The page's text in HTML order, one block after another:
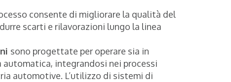
consente di migliorare la qualità del
scarti e rilavorazioni lungo la linea
sono progettate per operare sia in
automatica, integrandosi nei processi
automotive. L’utilizzo di sistemi di